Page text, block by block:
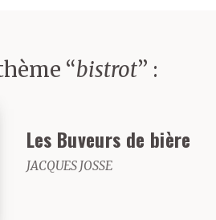
“bistrot” :
Les Buveurs de bière
JACQUES JOSSE